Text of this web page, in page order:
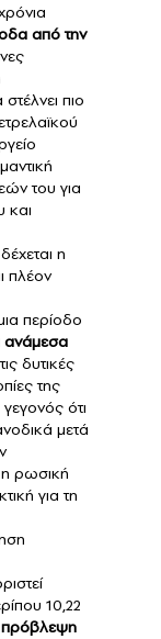
από την
πιο
του για
και
η
πλέον
περίοδο
ανάμεσα
δυτικές
της
ότι
μετά
ρωσική
για τη
10,22